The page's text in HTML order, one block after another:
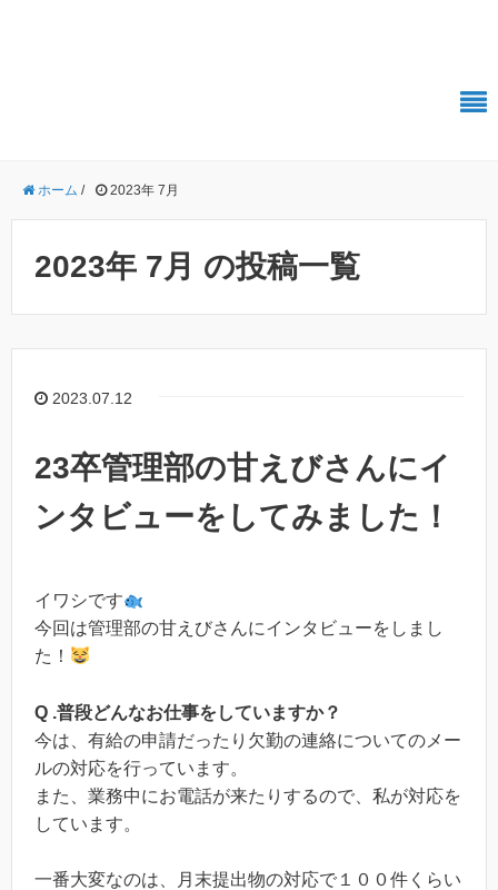
ホーム / 2023年 7月
2023年 7月 の投稿一覧
2023.07.12
23卒管理部の甘えびさんにイ
ンタビューをしてみました！
イワシです
今回は管理部の甘えびさんにインタビューをしまし
た！
Q .普段どんなお仕事をしていますか？
今は、有給の申請だったり欠勤の連絡についてのメー
ルの対応を行っています。
また、業務中にお電話が来たりするので、私が対応を
しています。
一番大変なのは、月末提出物の対応で１００件くらい